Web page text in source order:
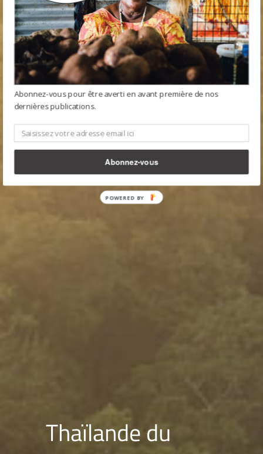
Thaïlande du
Abonnez-vous pour être averti en avant première de nos
dernières publications.
Abonnez-vous